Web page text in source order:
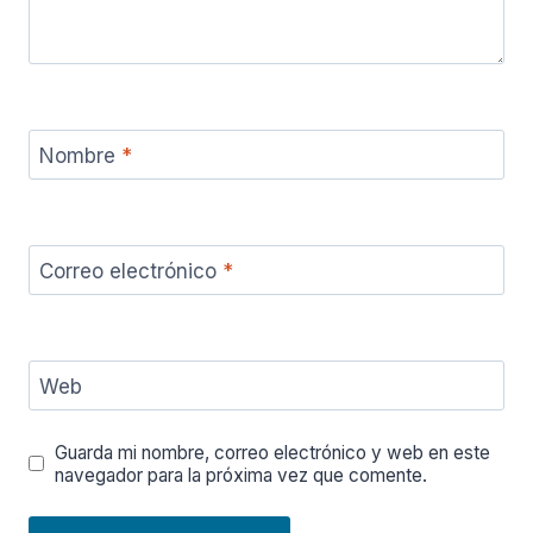
Nombre *
Correo electrónico *
Web
Guarda mi nombre, correo electrónico y web en este
navegador para la próxima vez que comente.